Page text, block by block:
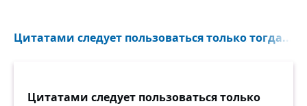
Цитатами следует пользоваться только тогда...
Цитатами следует пользоваться только